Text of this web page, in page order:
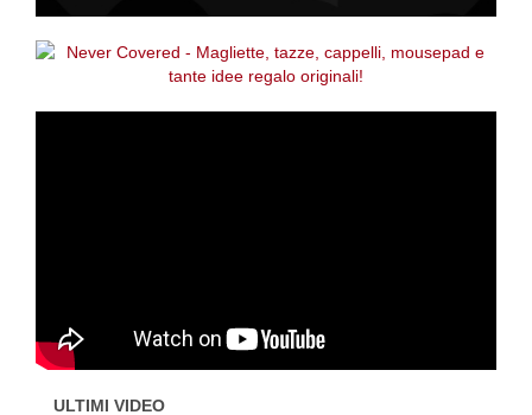
ULTIMI VIDEO